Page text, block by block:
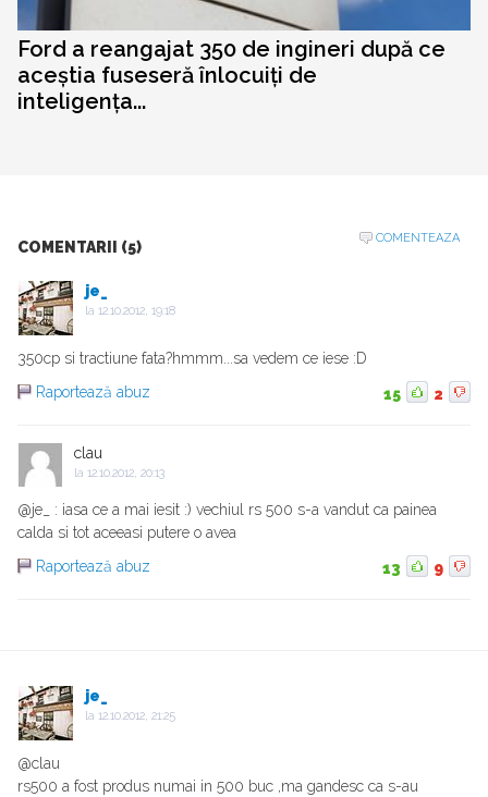
Ford a reangajat 350 de ingineri după ce
aceștia fuseseră înlocuiți de
inteligența...
COMENTARII (5)
COMENTEAZA
je_
la 12.10.2012, 19:18
350cp si tractiune fata?hmmm...sa vedem ce iese :D
Raportează abuz
15 2
clau
la 12.10.2012, 20:13
@je_ : iasa ce a mai iesit :) vechiul rs 500 s-a vandut ca painea
calda si tot aceeasi putere o avea
Raportează abuz
13 9
je_
la 12.10.2012, 21:25
@clau
rs500 a fost produs numai in 500 buc ,ma gandesc ca s-au